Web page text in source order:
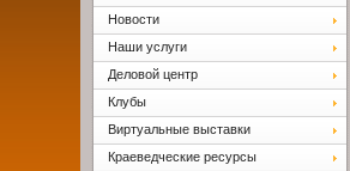
Новости
Наши услуги
Деловой центр
Клубы
Виртуальные выставки
Краеведческие ресурсы